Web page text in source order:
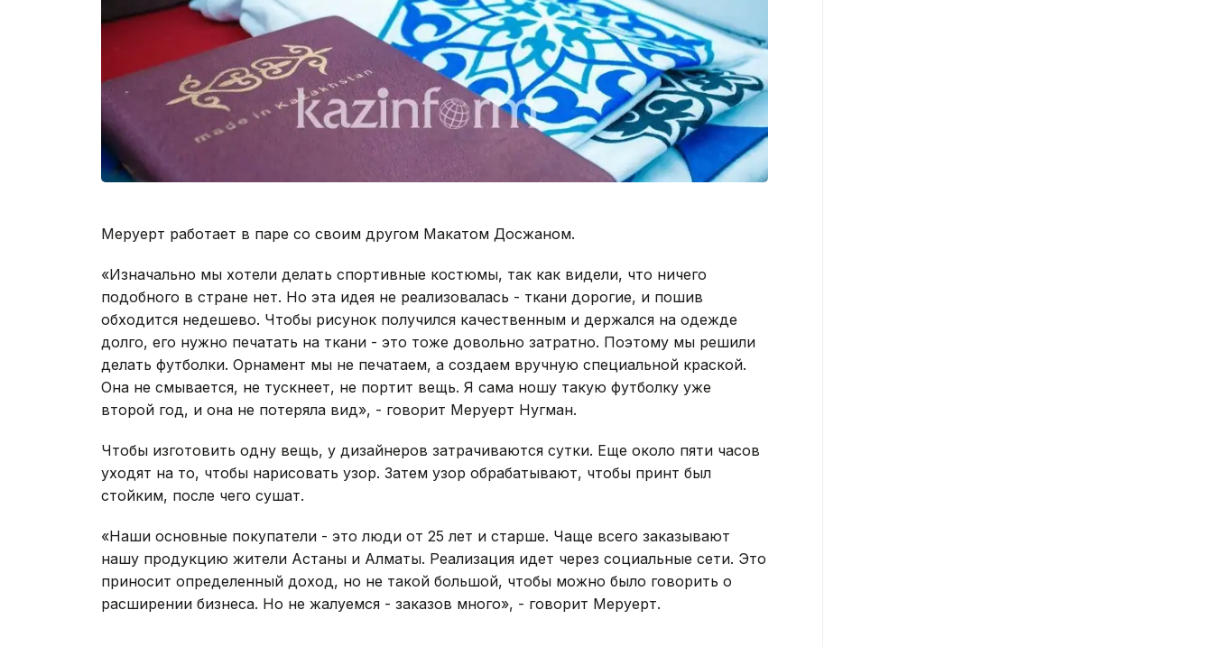
Меруерт работает в паре со своим другом Макатом Досжаном.
«Изначально мы хотели делать спортивные костюмы, так как видели, что ничего
подобного в стране нет. Но эта идея не реализовалась - ткани дорогие, и пошив
обходится недешево. Чтобы рисунок получился качественным и держался на одежде
долго, его нужно печатать на ткани - это тоже довольно затратно. Поэтому мы решили
делать футболки. Орнамент мы не печатаем, а создаем вручную специальной краской.
Она не смывается, не тускнеет, не портит вещь. Я сама ношу такую футболку уже
второй год, и она не потеряла вид», - говорит Меруерт Нугман.
Чтобы изготовить одну вещь, у дизайнеров затрачиваются сутки. Еще около пяти часов
уходят на то, чтобы нарисовать узор. Затем узор обрабатывают, чтобы принт был
стойким, после чего сушат.
«Наши основные покупатели - это люди от 25 лет и старше. Чаще всего заказывают
нашу продукцию жители Астаны и Алматы. Реализация идет через социальные сети. Это
приносит определенный доход, но не такой большой, чтобы можно было говорить о
расширении бизнеса. Но не жалуемся - заказов много», - говорит Меруерт.